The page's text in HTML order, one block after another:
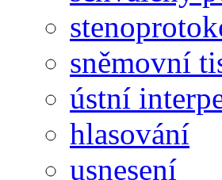
sněmovní
ústní
hlasování
usnesení